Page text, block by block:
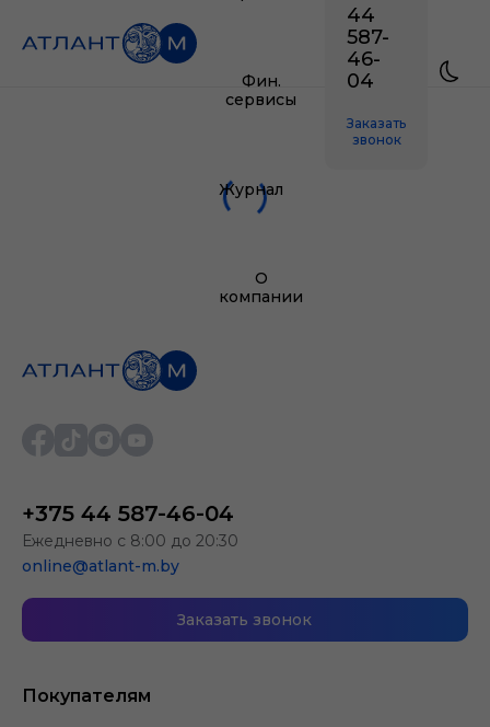
Фин.
сервисы
Журнал
О
компании
44
587-
46-
04
Заказать
звонок
Покупателям
+375 44 587-46-04
Ежедневно с 8:00 до 20:30
online@atlant-m.by
Заказать звонок